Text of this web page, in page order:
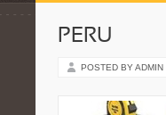
PERU
POSTED BY ADMIN